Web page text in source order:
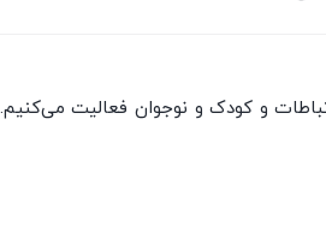
و کودک و نوجوان فعالیت